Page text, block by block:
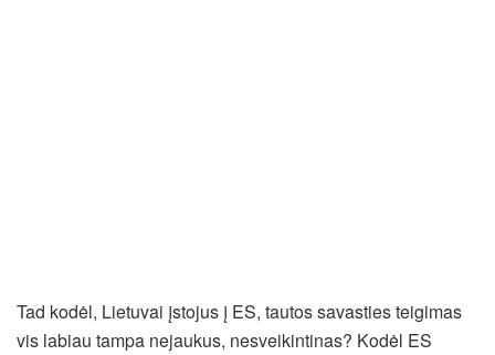
Tad kodėl, Lietuvai įstojus į ES, tautos savasties teigimas
vis labiau tampa nejaukus, nesveikintinas? Kodėl ES